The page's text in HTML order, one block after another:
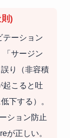
)
テーション
サージン
り（非容積
起こると吐
下する）。
ション防止
が正しい。